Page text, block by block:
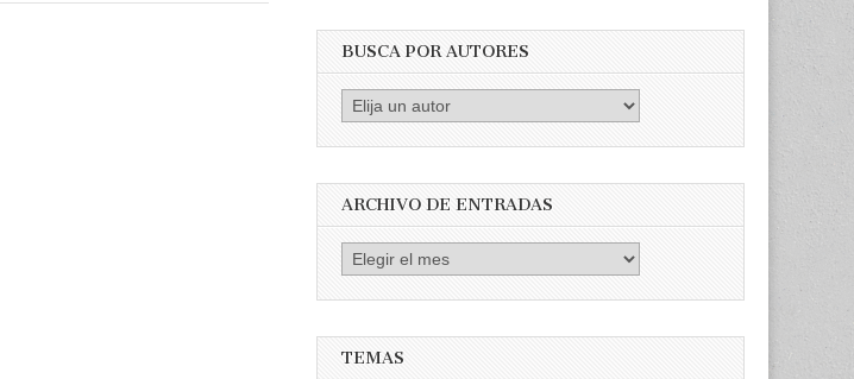
BUSCA POR AUTORES
Busca
por
ARCHIVO DE ENTRADAS
Archivo
TEMAS